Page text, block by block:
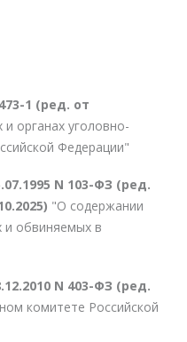
1 (ред. от
органах уголовно-
Федерации"
N 103-ФЗ (ред.
"О содержании
и обвиняемых в
N 403-ФЗ (ред.
комитете Российской